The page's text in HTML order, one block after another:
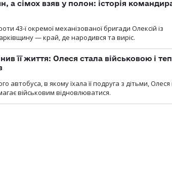
а сімох взяв у полон: історія
43-ї окремої механізованої бригади Олексій із
— край, де народився та виріс.
її життя: Олеся стала військовою і
автобуса, в якому їхала її подруга з дітьми,
військовим відновлюватися.